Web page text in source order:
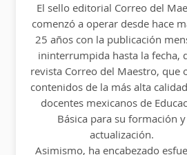
El sello editorial Correo del
comenzó a operar hace 22 años
publicación mensual,
hasta la fecha, de la revista
Maestro, que ofrece contenidos
más alta calidad a los
mexicanos de Educación Básica
su formación y actualización.
Asimismo, ha encabezado
El sello editorial Correo del
comenzó a operar desde hace
25 años con la publicación
ininterrumpida hasta la fecha,
revista Correo del Maestro, que
contenidos de la más alta
docentes mexicanos de
Básica para su formación y
actualización.
Asimismo, ha encabezado